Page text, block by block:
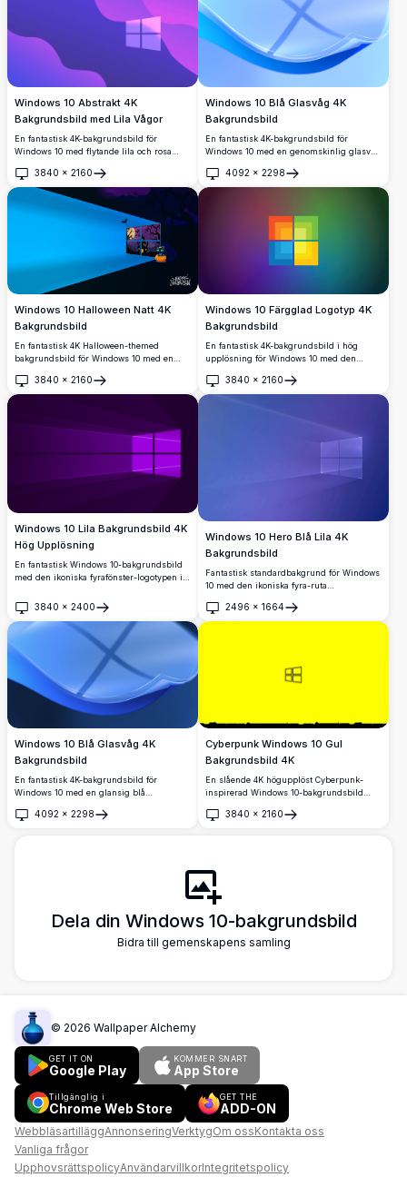
Windows 10 Abstrakt 4K
Bakgrundsbild med Lila Vågor
En fantastisk 4K-bakgrundsbild för
Windows 10 med flytande lila och rosa
logotyp i mitten. Perfekt för
skrivbordsanpassning med sin livfulla och
moderna estetik.
3840 × 2160
Öppna
Windows 10 Blå Glasvåg 4K
Bakgrundsbild
En fantastisk 4K-bakgrundsbild för
Windows 10 med en genomskinlig glasvåg
gradientbakgrund, med den ikoniska
Windows-logotypen subtilt synlig genom
4092 × 2298
Öppna
Windows 10 Halloween Natt 4K
Bakgrundsbild
En fantastisk 4K Halloween-themed
bakgrundsbild för Windows 10 med en
med fladdermöss, fullmåne, spökhus och
en gullig svart katt som sitter i en pumpa.
3840 × 2160
Öppna
Windows 10 Färgglad Logotyp 4K
Bakgrundsbild
En fantastisk 4K-bakgrundsbild i hög
upplösning för Windows 10 med den
röda, gröna, blå och gula paneler mot en
mjuk flerfärgad gradientbakgrund. Perfekt
3840 × 2160
Öppna
Windows 10 Lila Bakgrundsbild 4K
Hög Upplösning
En fantastisk Windows 10-bakgrundsbild
med den ikoniska fyrafönster-logotypen i
djupt mörklila bakgrund, perfekt för
ultrabreda och 4K-skärmar.
3840 × 2400
Öppna
Windows 10 Hero Blå Lila 4K
Bakgrundsbild
Fantastisk standardbakgrund för Windows
10 med den ikoniska fyra-ruta
mot en djup blå-lila gradientbakgrund.
Perfekt för skrivbordsanpassning i
2496 × 1664
Öppna
Windows 10 Blå Glasvåg 4K
Bakgrundsbild
En fantastisk 4K-bakgrundsbild för
Windows 10 med en glansig blå
logotypen subtilt inbäddad i bakgrunden,
4092 × 2298
Öppna
Cyberpunk Windows 10 Gul
Bakgrundsbild 4K
En slående 4K högupplöst Cyberpunk-
inspirerad Windows 10-bakgrundsbild
centrerad på en livlig neongul bakgrund
3840 × 2160
Öppna
Dela din Windows 10-bakgrundsbild
Bidra till gemenskapens samling
© 2026 Wallpaper Alchemy
GET IT ON
Google Play
KOMMER SNART
App Store
Tillgänglig i
Chrome Web Store
GET THE
ADD-ON
WebbläsartilläggAnnonseringVerktygOm ossKontakta oss
Vanliga frågor
UpphovsrättspolicyAnvändarvillkorIntegritetspolicy